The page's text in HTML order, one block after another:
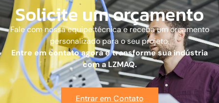
Solicite um orçamento
Fale com nossa equipe técnica e receba um orçamento
personalizado para o seu projeto.
Entre em contato agora e transforme sua indústria
com a LZMAQ.
Entrar em Contato